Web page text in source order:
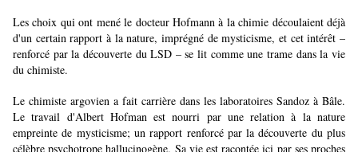
Les choix qui ont mené le docteur Hofmann à la chimie découlaient déjà
d'un certain rapport à la nature, imprégné de mysticisme, et cet intérêt –
renforcé par la découverte du LSD – se lit comme une trame dans la vie
du chimiste.
Le chimiste argovien a fait carrière dans les laboratoires Sandoz à Bâle.
Le travail d'Albert Hofman est nourri par une relation à la nature
empreinte de mysticisme; un rapport renforcé par la découverte du plus
célèbre psychotrope hallucinogène. Sa vie est racontée ici par ses proches